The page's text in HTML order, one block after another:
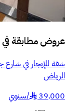
عروض مطابقة في
شقة للإيجار في
الرياض
39,000
§
/سنوي